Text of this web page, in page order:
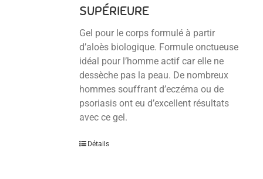
SUPÉRIEURE
Gel pour le corps formulé à partir
d’aloès biologique. Formule onctueuse
idéal pour l’homme actif car elle ne
dessèche pas la peau. De nombreux
hommes souffrant d’eczéma ou de
psoriasis ont eu d’excellent résultats
avec ce gel.
Détails